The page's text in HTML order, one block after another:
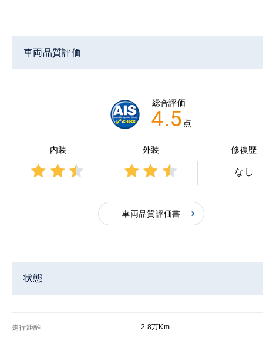
車両品質評価
総合評価
4.5 点
内装 外装
2.5点
の評
修復歴
なし
車両品質評価書
状態
走行距離 2.8万Km